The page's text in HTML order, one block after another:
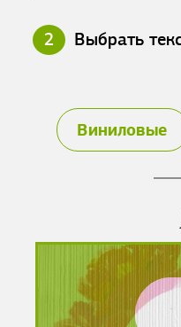
2 Выбрать
Виниловые